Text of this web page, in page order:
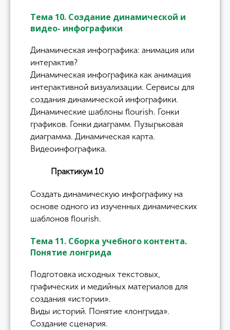
Тема 10. Создание динамической и
видео- инфографики
Динамическая инфографика: анимация или
интерактив?
Динамическая инфографика как анимация
интерактивной визуализации. Сервисы для
создания динамической инфографики.
Динамические шаблоны flourish. Гонки
графиков. Гонки диаграмм. Пузырьковая
диаграмма. Динамическая карта.
Видеоинфографика.
Практикум 10
Создать динамическую инфографику на
основе одного из изученных динамических
шаблонов flourish.
Тема 11. Сборка учебного контента.
Понятие лонгрида
Подготовка исходных текстовых,
графических и медийных материалов для
создания «истории».
Виды историй. Понятие «лонгрида».
Создание сценария.